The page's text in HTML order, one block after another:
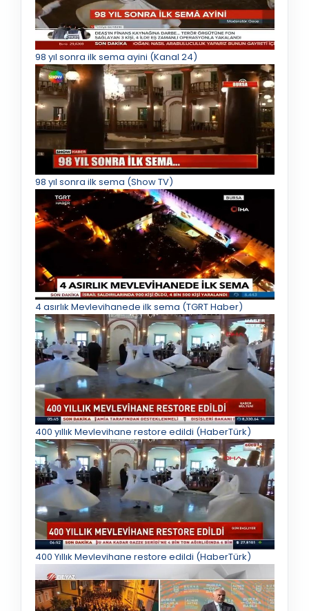
98 yıl sonra ilk sema ayini (Kanal 24)
98 yıl sonra ilk sema (Show TV)
4 asırlık Mevlevihanede ilk sema (TGRT Haber)
400 yıllık Mevlevihane restore edildi (HaberTürk)
400 Yıllık Mevlevihane restore edildi (HaberTürk)